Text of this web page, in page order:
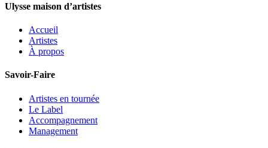
Ulysse maison d’artistes
Accueil
Artistes
À propos
Savoir-Faire
Artistes en tournée
Le Label
Accompagnement
Management